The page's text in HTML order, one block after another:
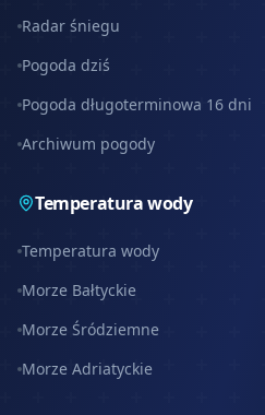
Radar śniegu
Pogoda dziś
Pogoda długoterminowa 16 dni
Archiwum pogody
Temperatura wody
Temperatura wody
Morze Bałtyckie
Morze Śródziemne
Morze Adriatyckie